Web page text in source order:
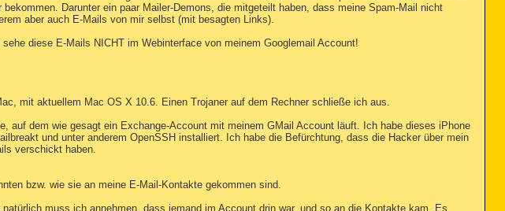
bekommen. Darunter ein paar Mailer-Demons, die mitgeteilt haben, dass meine Spam-Mail nicht
aber auch E-Mails von mir selbst (mit besagten Links).
diese E-Mails NICHT im Webinterface von meinem Googlemail Account!
mit aktuellem Mac OS X 10.6. Einen Trojaner auf dem Rechner schließe ich aus.
auf dem wie gesagt ein Exchange-Account mit meinem GMail Account läuft. Ich habe dieses iPhone
und unter anderem OpenSSH installiert. Ich habe die Befürchtung, dass die Hacker über mein
verschickt haben.
bzw. wie sie an meine E-Mail-Kontakte gekommen sind.
muss ich annehmen, dass jemand im Account drin war, und so an die Kontakte kam. Es